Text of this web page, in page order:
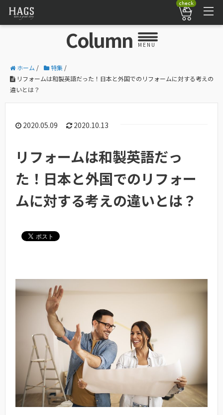
check
Column MENU
ホーム / 特集 /
リフォームは和製英語だった！日本と外国でのリフォームに対する考えの
違いとは？
2020.05.09 2020.10.13
リフォームは和製英語だっ
た！日本と外国でのリフォー
ムに対する考えの違いとは？